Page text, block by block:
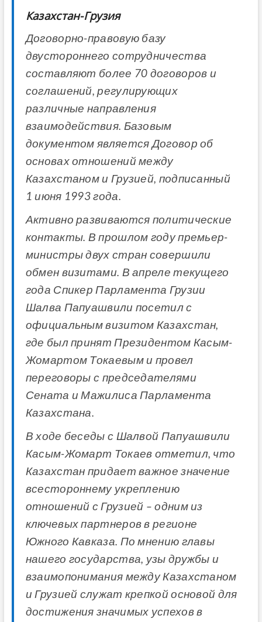
Казахстан-Грузия
Договорно-правовую базу
двустороннего сотрудничества
составляют более 70 договоров и
соглашений, регулирующих
различные направления
взаимодействия. Базовым
документом является Договор об
основах отношений между
Казахстаном и Грузией, подписанный
1 июня 1993 года.
Активно развиваются политические
контакты. В прошлом году премьер-
министры двух стран совершили
обмен визитами. В апреле текущего
года Спикер Парламента Грузии
Шалва Папуашвили посетил с
официальным визитом Казахстан,
где был принят Президентом Касым-
Жомартом Токаевым и провел
переговоры с председателями
Сената и Мажилиса Парламента
Казахстана.
В ходе беседы с Шалвой Папуашвили
Касым-Жомарт Токаев отметил, что
Казахстан придает важное значение
всестороннему укреплению
отношений с Грузией – одним из
ключевых партнеров в регионе
Южного Кавказа. По мнению главы
нашего государства, узы дружбы и
взаимопонимания между Казахстаном
и Грузией служат крепкой основой для
достижения значимых успехов в